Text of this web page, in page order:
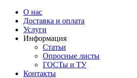
О нас
Доставка и оплата
Услуги
Информация
Статьи
Опросные листы
ГОСТы и ТУ
Контакты